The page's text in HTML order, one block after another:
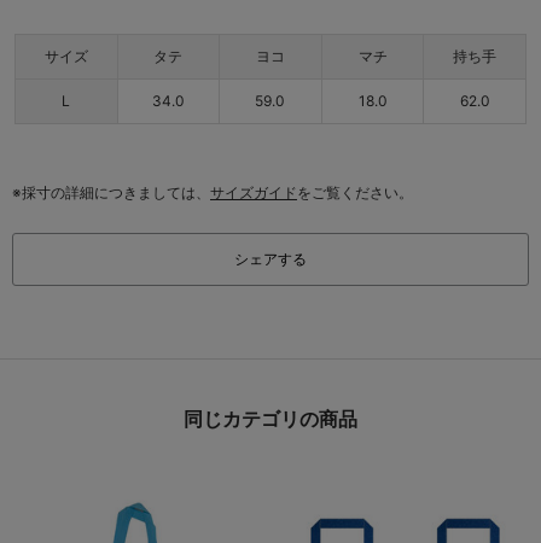
サイズ タテ ヨコ マチ 持ち手
L 34.0 59.0 18.0 62.0
※採寸の詳細につきましては、 サイズガイドをご覧ください。
シェアする
同じカテゴリの商品